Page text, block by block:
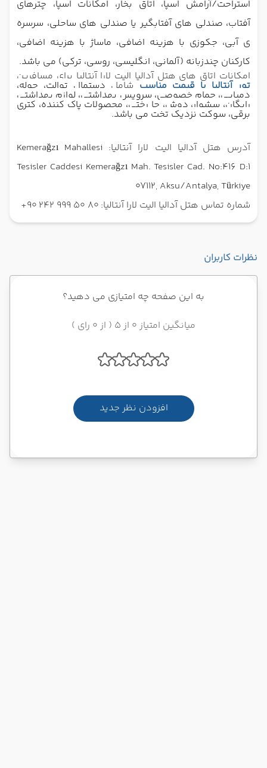
استراحت/آرامش اسپا، اتاق بخار، امکانات اسپا، چترهای
آفتاب، صندلی های آفتابگیر یا صندلی های ساحلی، سرسره
ی آبی، جکوزی با هزینه اضافی، ماساژ با هزینه اضافی،
کارکنان چندزبانه (آلمانی، انگلیسی، روسی، ترکی) می باشد.
امکانات اتاق های هتل آدالیا الیت لارا آنتالیا برای مسافرین
تور آنتالیا با قیمت مناسب شامل دستمال توالت، حوله،
دمپایی، حمام خصوصی، سرویس بهداشتی، لوازم بهداشتی
رایگان، سشوار، دوش،جا رختی،محصولات پاک کننده، کتری
برقی، سوکت نزدیک تخت می باشد.
آدرس هتل آدالیا الیت لارا آنتالیا: Kemerağzı Mahallesi
Tesisler Caddesi Kemerağzı Mah. Tesisler Cad. No:416 D:1
07112, Aksu/Antalya, Türkiye
شماره تماس هتل آدالیا الیت لارا آنتالیا: 80 50 999 242 90+
نظرات کاربران
به این صفحه چه امتیازی می دهید؟
میانگین امتیاز 0 از 5 ( از 0 رای )
افزودن نظر جدید